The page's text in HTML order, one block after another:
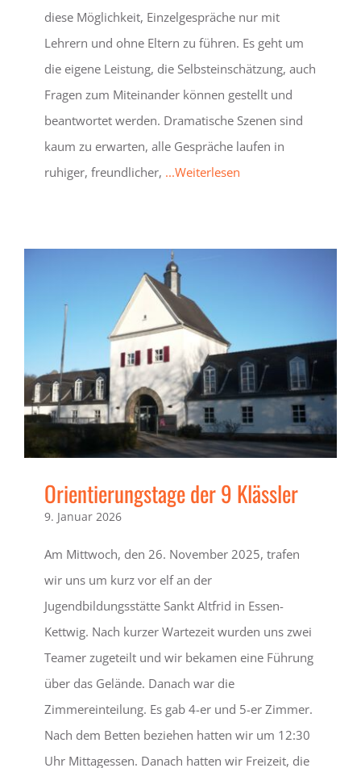
diese Möglichkeit, Einzelgespräche nur mit
Lehrern und ohne Eltern zu führen. Es geht um
die eigene Leistung, die Selbsteinschätzung, auch
Fragen zum Miteinander können gestellt und
beantwortet werden. Dramatische Szenen sind
kaum zu erwarten, alle Gespräche laufen in
ruhiger, freundlicher, ...Weiterlesen
Orientierungstage der 9 Klässler
9. Januar 2026
Am Mittwoch, den 26. November 2025, trafen
wir uns um kurz vor elf an der
Jugendbildungsstätte Sankt Altfrid in Essen-
Kettwig. Nach kurzer Wartezeit wurden uns zwei
Teamer zugeteilt und wir bekamen eine Führung
über das Gelände. Danach war die
Zimmereinteilung. Es gab 4-er und 5-er Zimmer.
Nach dem Betten beziehen hatten wir um 12:30
Uhr Mittagessen. Danach hatten wir Freizeit, die